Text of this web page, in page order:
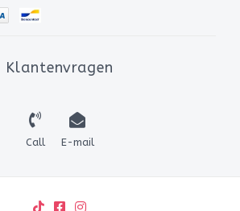
Klantenvragen
Call E-mail